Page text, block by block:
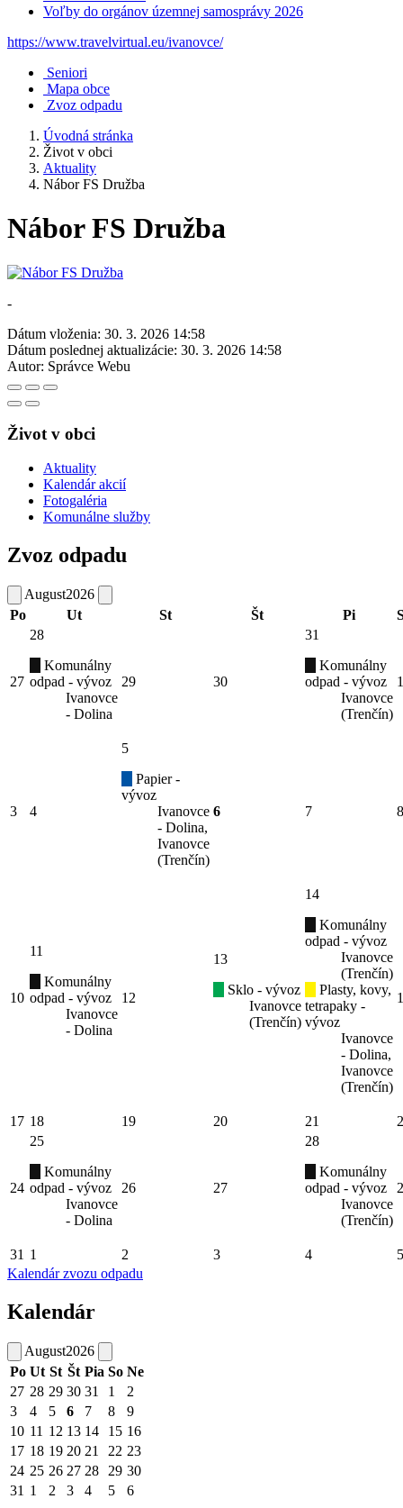
Voľby do orgánov územnej samosprávy 2026
https://www.travelvirtual.eu/ivanovce/
Seniori
Mapa obce
Zvoz odpadu
Úvodná stránka
Život v obci
Aktuality
Nábor FS Družba
Nábor FS Družba
-
Dátum vloženia: 30. 3. 2026 14:58
Dátum poslednej aktualizácie: 30. 3. 2026 14:58
Autor: Správce Webu
Život v obci
Aktuality
Kalendár akcií
Fotogaléria
Komunálne služby
Zvoz odpadu
August2026
Po
Ut St Št Pi
27
28
Komunálny
odpad - vývoz
Ivanovce
- Dolina
29 30
31
Komunálny
odpad - vývoz
Ivanovce
(Trenčín)
1
3 4
5
Papier -
vývoz
Ivanovce
- Dolina,
Ivanovce
(Trenčín)
6 7 8
10
11
Komunálny
odpad - vývoz
Ivanovce
- Dolina
12
13
Sklo - vývoz
Ivanovce
(Trenčín)
14
Komunálny
odpad - vývoz
Ivanovce
(Trenčín)
Plasty, kovy,
tetrapaky -
vývoz
Ivanovce
- Dolina,
Ivanovce
(Trenčín)
17 18 19 20 21
24
25
Komunálny
odpad - vývoz
Ivanovce
- Dolina
26 27
28
Komunálny
odpad - vývoz
Ivanovce
(Trenčín)
31 1 2 3 4
5
Kalendár zvozu odpadu
Kalendár
August2026
Po Ut St Št Pia So Ne
27 28 29 30 31 1
2
3
4 5 6 7 8
9
10 11 12 13 14 15 16
17 18 19 20 21 22 23
24 25 26 27 28 29 30
31 1 2 3 4 5 6